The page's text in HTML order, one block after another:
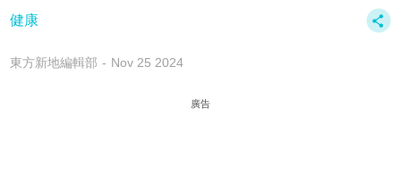
健康
東方新地編輯部 Nov 25 2024
廣告